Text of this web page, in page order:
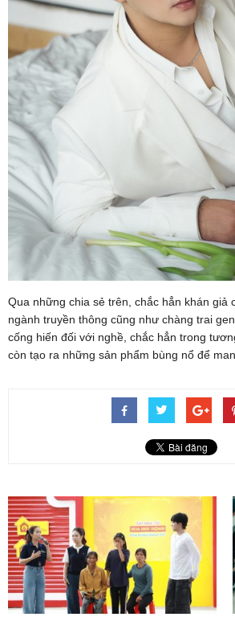
Qua những chia sẻ trên, chắc hẳn khán giả
ngành truyền thông cũng như chàng trai
cống hiến đối với nghề, chắc hẳn trong
còn tạo ra những sản phẩm bùng nổ để